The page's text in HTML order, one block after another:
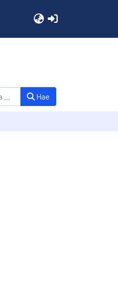
Hae